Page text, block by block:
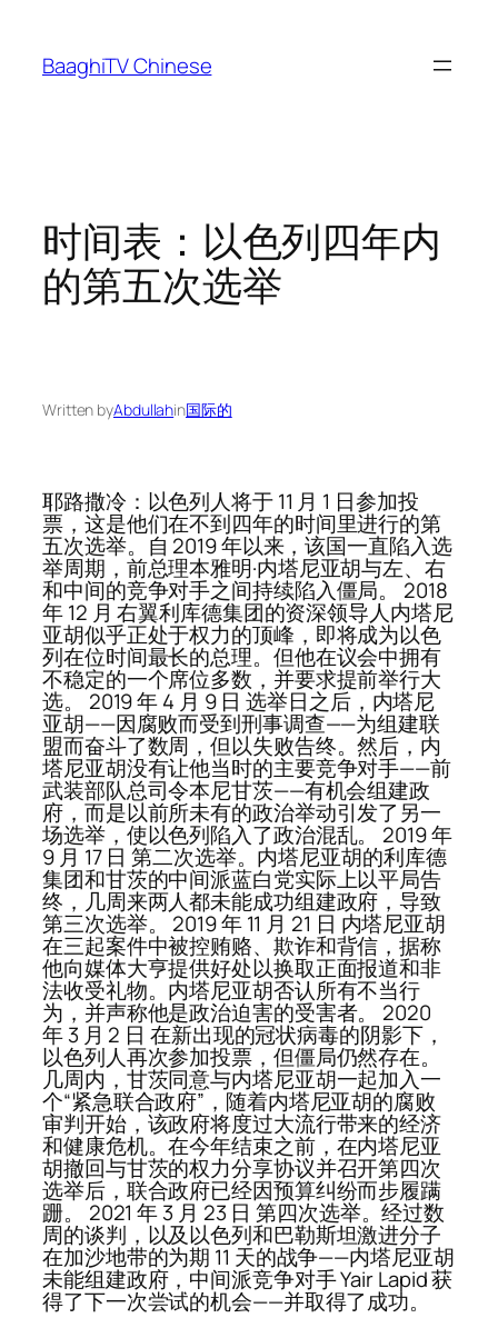
content
BaaghiTV Chinese
时间表：以色列四年内
的第五次选举
Written byAbdullahin国际的
耶路撒冷：以色列人将于 11 月 1 日参加投
票，这是他们在不到四年的时间里进行的第
五次选举。自 2019 年以来，该国一直陷入选
举周期，前总理本雅明·内塔尼亚胡与左、右
和中间的竞争对手之间持续陷入僵局。 2018
年 12 月 右翼利库德集团的资深领导人内塔尼
亚胡似乎正处于权力的顶峰，即将成为以色
列在位时间最长的总理。但他在议会中拥有
不稳定的一个席位多数，并要求提前举行大
选。 2019 年 4 月 9 日 选举日之后，内塔尼
亚胡——因腐败而受到刑事调查——为组建联
盟而奋斗了数周，但以失败告终。然后，内
塔尼亚胡没有让他当时的主要竞争对手——前
武装部队总司令本尼甘茨——有机会组建政
府，而是以前所未有的政治举动引发了另一
场选举，使以色列陷入了政治混乱。 2019 年
9 月 17 日 第二次选举。内塔尼亚胡的利库德
集团和甘茨的中间派蓝白党实际上以平局告
终，几周来两人都未能成功组建政府，导致
第三次选举。 2019 年 11 月 21 日 内塔尼亚胡
在三起案件中被控贿赂、欺诈和背信，据称
他向媒体大亨提供好处以换取正面报道和非
法收受礼物。内塔尼亚胡否认所有不当行
为，并声称他是政治迫害的受害者。 2020
年 3 月 2 日 在新出现的冠状病毒的阴影下，
以色列人再次参加投票，但僵局仍然存在。
几周内，甘茨同意与内塔尼亚胡一起加入一
个“紧急联合政府”，随着内塔尼亚胡的腐败
审判开始，该政府将度过大流行带来的经济
和健康危机。在今年结束之前，在内塔尼亚
胡撤回与甘茨的权力分享协议并召开第四次
选举后，联合政府已经因预算纠纷而步履蹒
跚。 2021 年 3 月 23 日 第四次选举。经过数
周的谈判，以及以色列和巴勒斯坦激进分子
在加沙地带的为期 11 天的战争——内塔尼亚胡
未能组建政府，中间派竞争对手 Yair Lapid 获
得了下一次尝试的机会——并取得了成功。